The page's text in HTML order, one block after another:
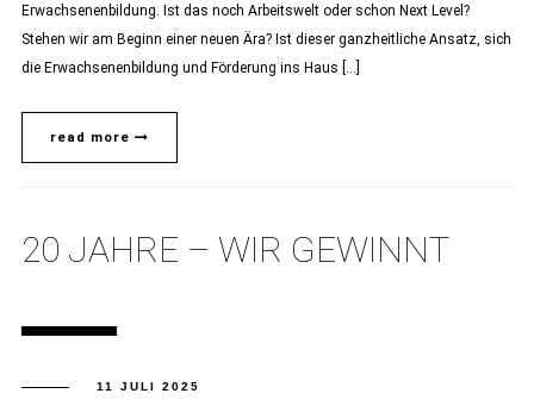
Erwachsenenbildung. Ist das noch Arbeitswelt oder schon Next Level?
Stehen wir am Beginn einer neuen Ära? Ist dieser ganzheitliche Ansatz, sich
die Erwachsenenbildung und Förderung ins Haus […]
read more
20 JAHRE – WIR GEWINNT
11 JULI 2025